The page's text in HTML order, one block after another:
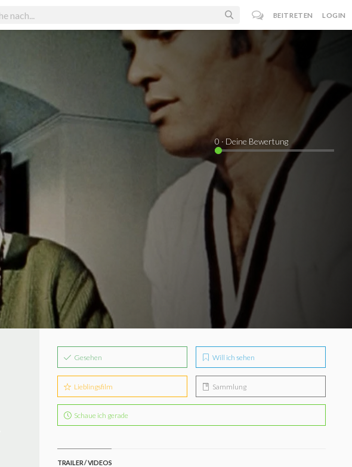
BEITRETEN LOGIN
0 · Deine Bewertung
Gesehen Will ich sehen
Lieblingsfilm Sammlung
Schaue ich gerade
TRAILER / VIDEOS